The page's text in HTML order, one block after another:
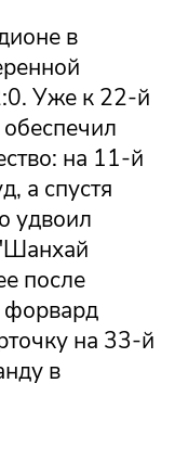
в
Уже к 22-й
на 11-й
а спустя
удвоил
после
форвард
на 33-й
в